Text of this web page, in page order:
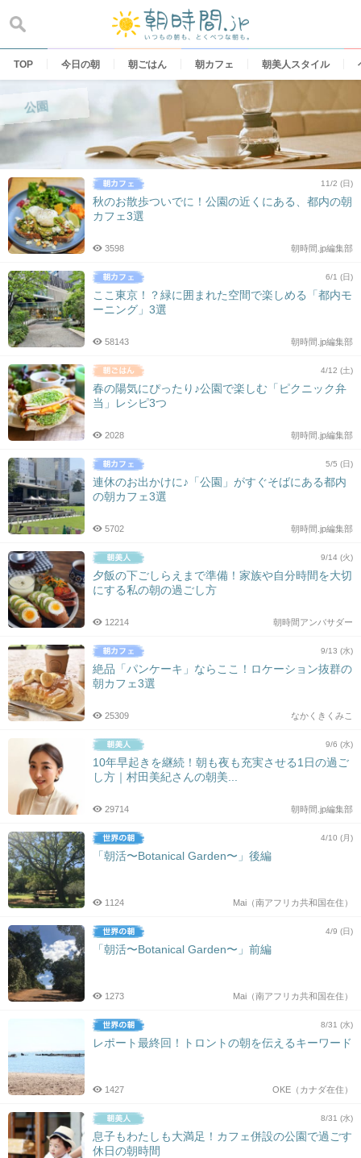
content
TOP 今日の朝 朝ごはん 朝カフェ 朝美人スタイル
公園
11/2 (日)
秋のお散歩ついでに！公園の近くにある、都内の朝
カフェ3選
朝時間.jp編集部
3598
6/1 (日)
ここ東京！？緑に囲まれた空間で楽しめる「都内モ
ーニング」3選
朝時間.jp編集部
58143
4/12 (土)
春の陽気にぴったり♪公園で楽しむ「ピクニック弁
当」レシピ3つ
朝時間.jp編集部
2028
5/5 (日)
連休のお出かけに♪「公園」がすぐそばにある都内
の朝カフェ3選
朝時間.jp編集部
5702
9/14 (火)
夕飯の下ごしらえまで準備！家族や自分時間を大切
にする私の朝の過ごし方
朝時間アンバサダー
12214
9/13 (水)
絶品「パンケーキ」ならここ！ロケーション抜群の
朝カフェ3選
なかくきくみこ
25309
9/6 (水)
10年早起きを継続！朝も夜も充実させる1日の過ご
し方｜村田美紀さんの朝美...
朝時間.jp編集部
29714
4/10 (月)
「朝活〜Botanical Garden〜」後編
Mai（南アフリカ共和国在住）
1124
4/9 (日)
「朝活〜Botanical Garden〜」前編
Mai（南アフリカ共和国在住）
1273
8/31 (水)
レポート最終回！トロントの朝を伝えるキーワード
OKE（カナダ在住）
1427
8/31 (水)
息子もわたしも大満足！カフェ併設の公園で過ごす
休日の朝時間